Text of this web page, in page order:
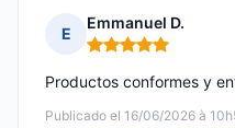
E
Emmanuel D.
Nota: 5 de 5
Publicado el 16/06/2026 à
Productos conformes y